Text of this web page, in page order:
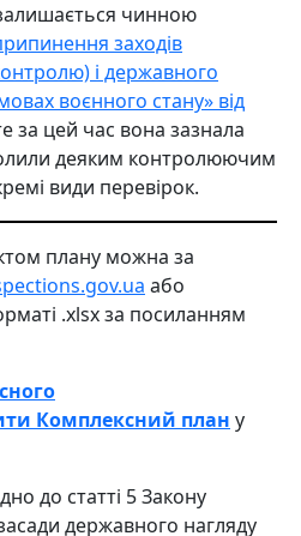
чинною
заходів
і державного
воєнного стану» від
за цей час вона зазнала
деяким контролюючим
види перевірок.
плану можна за
або
.xlsx за посиланням
Комплексний план у
до статті 5 Закону
державного нагляду